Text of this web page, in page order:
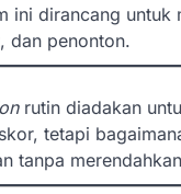
ini dirancang
dan penonton.
rutin diadakan
tetapi
tanpa